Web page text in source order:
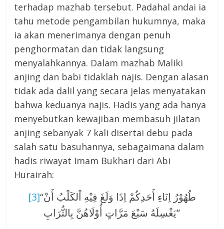
terhadap mazhab tersebut. Padahal andai ia
tahu metode pengambilan hukumnya, maka
ia akan menerimanya dengan penuh
penghormatan dan tidak langsung
menyalahkannya. Dalam mazhab Maliki
anjing dan babi tidaklah najis. Dengan alasan
tidak ada dalil yang secara jelas menyatakan
bahwa keduanya najis. Hadis yang ada hanya
menyebutkan kewajiban membasuh jilatan
anjing sebanyak 7 kali disertai debu pada
salah satu basuhannya, sebagaimana dalam
hadis riwayat Imam Bukhari dari Abi
Hurairah:
[3]“طُهُوْرُ اِنَاءِ أَحَدِكُمْ اِذَا وَلَغَ فِيْهِ اْلكَلْبُ أَنْ
يَغْسِلَهُ سَبْعَ مَرَّاتٍ أُوْلَاهُنَّ بِالتُّرَابِ”